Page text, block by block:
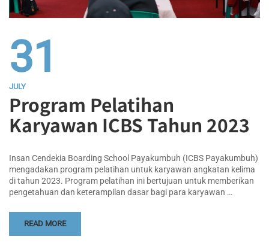
31
JULY
Program Pelatihan
Karyawan ICBS Tahun 2023
Insan Cendekia Boarding School Payakumbuh (ICBS Payakumbuh)
mengadakan program pelatihan untuk karyawan angkatan kelima
di tahun 2023. Program pelatihan ini bertujuan untuk memberikan
pengetahuan dan keterampilan dasar bagi para karyawan …
READ MORE